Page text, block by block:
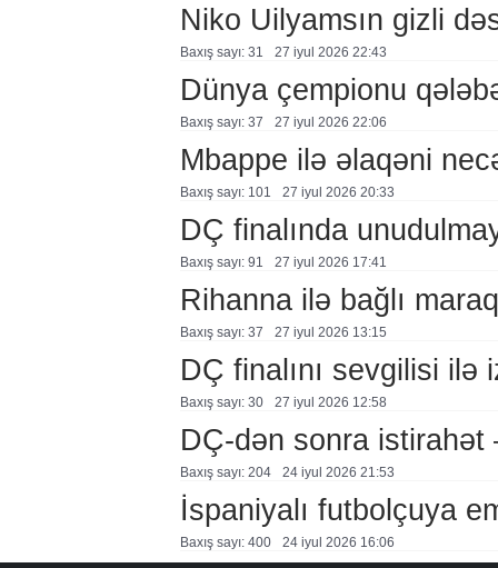
Niko Uilyamsın gizli
Baxış sayı: 31 27 i̇yul 2026 22:43
Dünya çempionu
Baxış sayı: 37 27 i̇yul 2026 22:06
Mbappe ilə əlaqəni
Baxış sayı: 101 27 i̇yul 2026 20:33
DÇ finalında
Baxış sayı: 91 27 i̇yul 2026 17:41
Rihanna ilə bağlı
Baxış sayı: 37 27 i̇yul 2026 13:15
DÇ finalını sevgilisi ilə
Baxış sayı: 30 27 i̇yul 2026 12:58
DÇ-dən sonra istirahət
Baxış sayı: 204 24 i̇yul 2026 21:53
İspaniyalı futbolçuya
Baxış sayı: 400 24 i̇yul 2026 16:06